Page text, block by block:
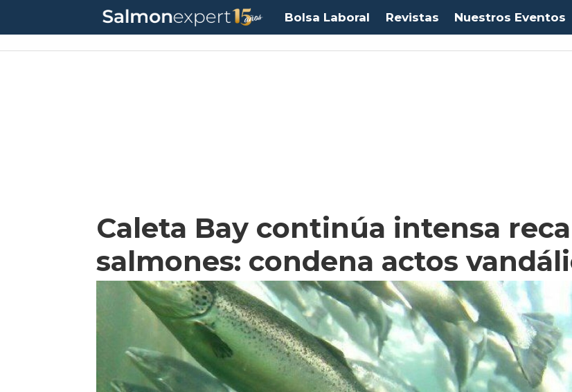
Bolsa Laboral Revistas Nuestros Eventos
Caleta Bay continúa intensa
salmones: condena actos